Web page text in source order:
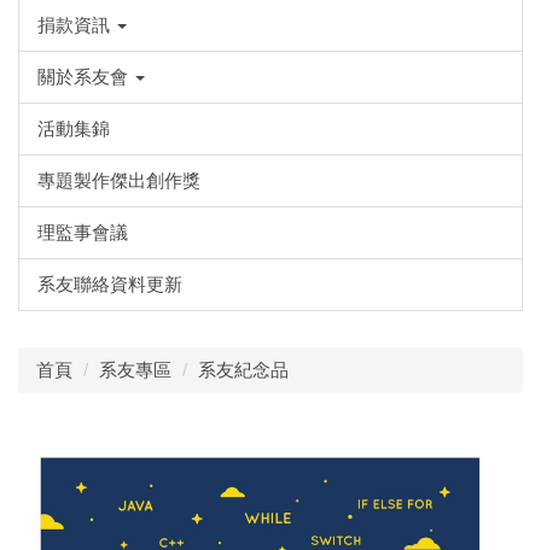
捐款資訊
關於系友會
活動集錦
專題製作傑出創作獎
理監事會議
系友聯絡資料更新
首頁 系友專區 系友紀念品